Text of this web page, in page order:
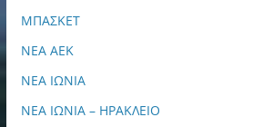
ΜΠΑΣΚΕΤ
ΝΕΑ ΑΕΚ
ΝΕΑ ΙΩΝΙΑ
ΝΕΑ ΙΩΝΙΑ – ΗΡΑΚΛΕΙΟ